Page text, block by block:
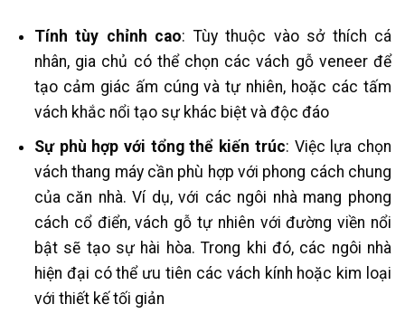
Tính tùy chỉnh cao: Tùy thuộc vào sở thích cá
nhân, gia chủ có thể chọn các vách gỗ veneer để
tạo cảm giác ấm cúng và tự nhiên, hoặc các tấm
vách khắc nổi tạo sự khác biệt và độc đáo
Sự phù hợp với tổng thể kiến trúc: Việc lựa chọn
vách thang máy cần phù hợp với phong cách chung
của căn nhà. Ví dụ, với các ngôi nhà mang phong
cách cổ điển, vách gỗ tự nhiên với đường viền nổi
bật sẽ tạo sự hài hòa. Trong khi đó, các ngôi nhà
hiện đại có thể ưu tiên các vách kính hoặc kim loại
với thiết kế tối giản​